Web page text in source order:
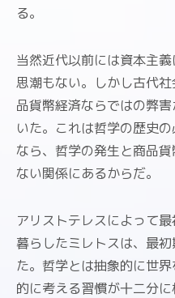
る。
当然近代以前には資本主
思潮もない。しかし古代
品貨幣経済ならではの弊
いた。これは哲学の歴史
なら、哲学の発生と商品
ない関係にあるからだ。
アリストテレスによって
暮らしたミレトスは、最
た。哲学とは抽象的に世
的に考える習慣が十二分